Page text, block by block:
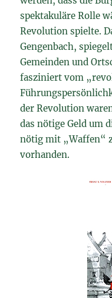
spektakuläre Rolle
Revolution spielte.
Gengenbach,
Gemeinden und
fasziniert vom
der Revolution
das nötige Geld um
nötig mit „Waffen“
vorhanden.